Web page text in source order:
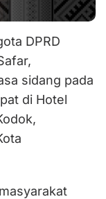
DPRD
sidang pada
di Hotel